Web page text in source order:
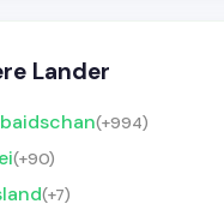
Lander
(+994)
(+90)
(+7)